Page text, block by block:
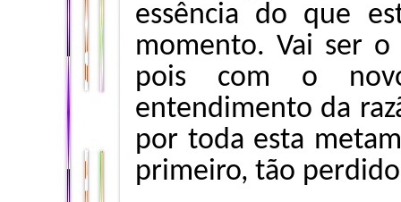
essência do que
momento. Vai ser
pois com o
entendimento da
por toda esta
primeiro, tão